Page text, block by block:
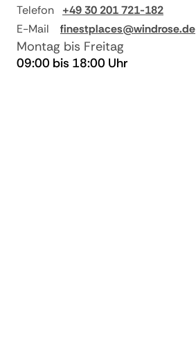
Telefon
+49 30 201 721-182
E-Mail
finestplaces@windrose.de
Montag bis Freitag
09:00 bis 18:00 Uhr